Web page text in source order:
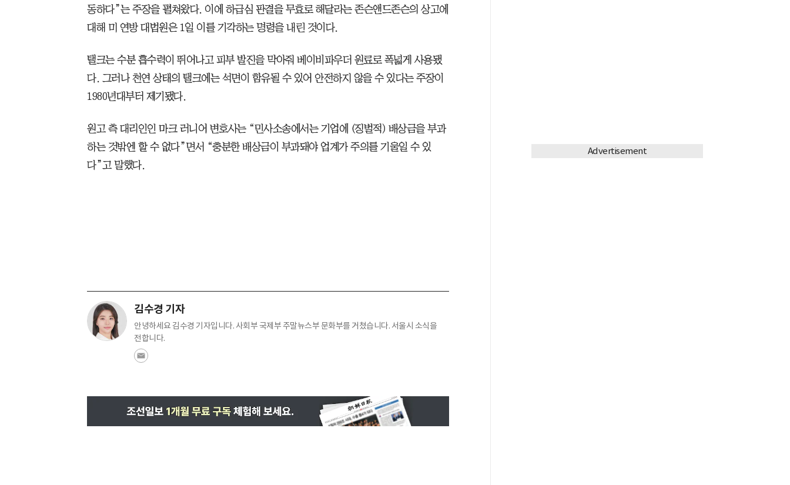
동하다”는 주장을 펼쳐왔다. 이에 하급심 판결을 무효로 해달라는 존슨앤드존슨의 상고에
대해 미 연방 대법원은 1일 이를 기각하는 명령을 내린 것이다.
탤크는 수분 흡수력이 뛰어나고 피부 발진을 막아줘 베이비파우더 원료로 폭넓게 사용됐
다. 그러나 천연 상태의 탤크에는 석면이 함유될 수 있어 안전하지 않을 수 있다는 주장이
1980년대부터 제기됐다.
원고 측 대리인인 마크 러니어 변호사는 “민사소송에서는 기업에 (징벌적) 배상금을 부과
하는 것밖엔 할 수 없다”면서 “충분한 배상금이 부과돼야 업계가 주의를 기울일 수 있
다”고 말했다.
김수경 기자
안녕하세요 김수경 기자입니다. 사회부 국제부 주말뉴스부 문화부를 거쳤습니다. 서울시 소식을
전합니다.